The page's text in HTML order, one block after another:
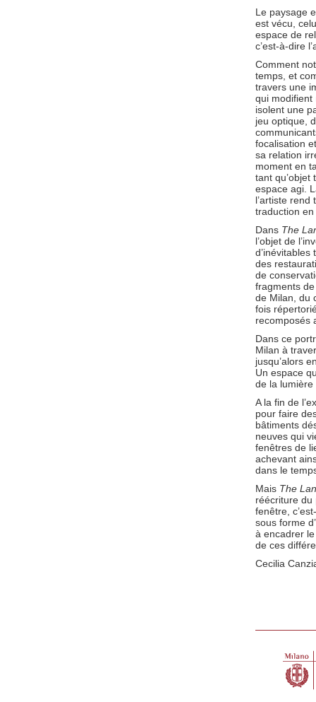
Le paysage
est vécu,
espace de
c’est-à-dire
Comment
temps, et
travers une
qui modifient
isolent une
jeu optique,
focalisation
sa relation
moment en
tant qu’objet
espace agi.
l’artiste
traduction
Dans The
l’objet de
d’inévitables
des
de
fragments
de Milan, du
fois
recomposés
Dans ce
Milan à
jusqu’alors
Un espace
de la
A la fin de
pour faire
bâtiments
neuves qui
fenêtres de
achevant
dans le
Mais The
réécriture du
fenêtre,
sous forme
à encadrer
de ces
Cecilia